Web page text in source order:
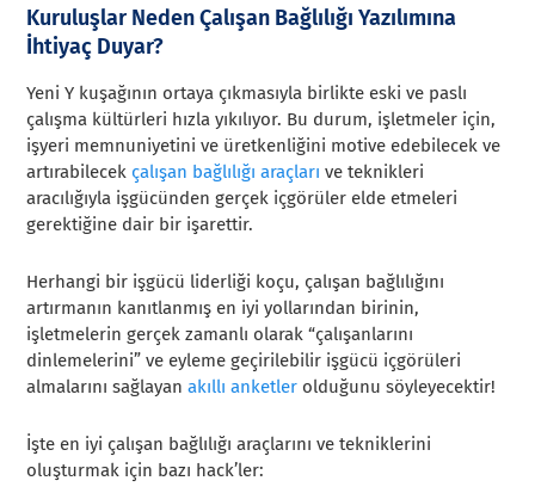
Kuruluşlar Neden Çalışan Bağlılığı Yazılımına
İhtiyaç Duyar?
Yeni Y kuşağının ortaya çıkmasıyla birlikte eski ve paslı
çalışma kültürleri hızla yıkılıyor. Bu durum, işletmeler için,
işyeri memnuniyetini ve üretkenliğini motive edebilecek ve
artırabilecek çalışan bağlılığı araçları ve teknikleri
aracılığıyla işgücünden gerçek içgörüler elde etmeleri
gerektiğine dair bir işarettir.
Herhangi bir işgücü liderliği koçu, çalışan bağlılığını
artırmanın kanıtlanmış en iyi yollarından birinin,
işletmelerin gerçek zamanlı olarak “çalışanlarını
dinlemelerini” ve eyleme geçirilebilir işgücü içgörüleri
almalarını sağlayanakıllı anketler olduğunu söyleyecektir!
İşte en iyi çalışan bağlılığı araçlarını ve tekniklerini
oluşturmak için bazı hack’ler: